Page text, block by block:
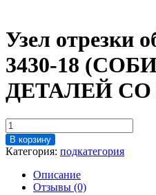
Узел отрезки
3430-18
ДЕТАЛЕЙ
Количество
товара
Узел
отрезки
оболочки
FCA
В корзину
Категория: подкатегория
Описание
Отзывы (0)